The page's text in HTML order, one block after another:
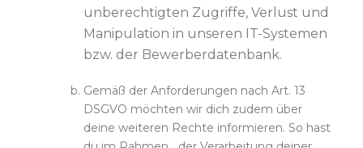
unberechtigten Zugriffe, Verlust und
Manipulation in unseren IT-Systemen
bzw. der Bewerberdatenbank.
Gemäß der Anforderungen nach Art. 13
DSGVO möchten wir dich zudem über
deine weiteren Rechte informieren. So hast